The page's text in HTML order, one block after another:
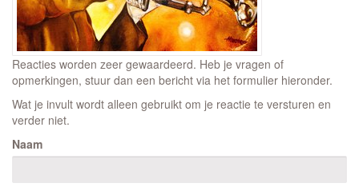
Reacties worden zeer gewaardeerd. Heb je vragen of
opmerkingen, stuur dan een bericht via het formulier hieronder.
Wat je invult wordt alleen gebruikt om je reactie te versturen en
verder niet.
Naam